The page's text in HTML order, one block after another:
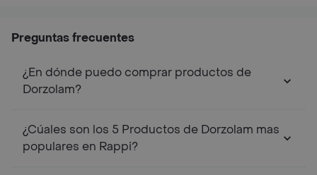
Preguntas frecuentes
¿En dónde puedo comprar productos de
Dorzolam?
¿Cúales son los 5 Productos de Dorzolam mas
populares en Rappi?